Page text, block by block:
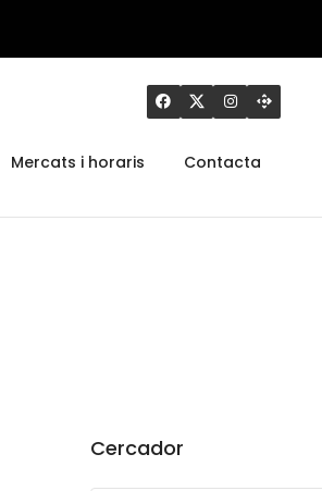
Mercats i horaris Contacta
Cercador